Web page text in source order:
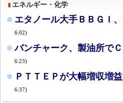
エネルギー・化学
エタノール大手ＢＢＧＩ
6:02)
バンチャーク、製油所で
6:23)
ＰＴＴＥＰが大幅増収増
6:37)